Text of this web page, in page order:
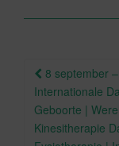
8 september
Internationale
Geboorte |
Kinesitherapie